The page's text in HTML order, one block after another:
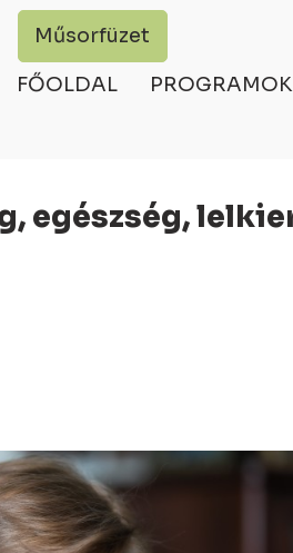
Műsorfüzet
FŐOLDAL PROGRAMOK